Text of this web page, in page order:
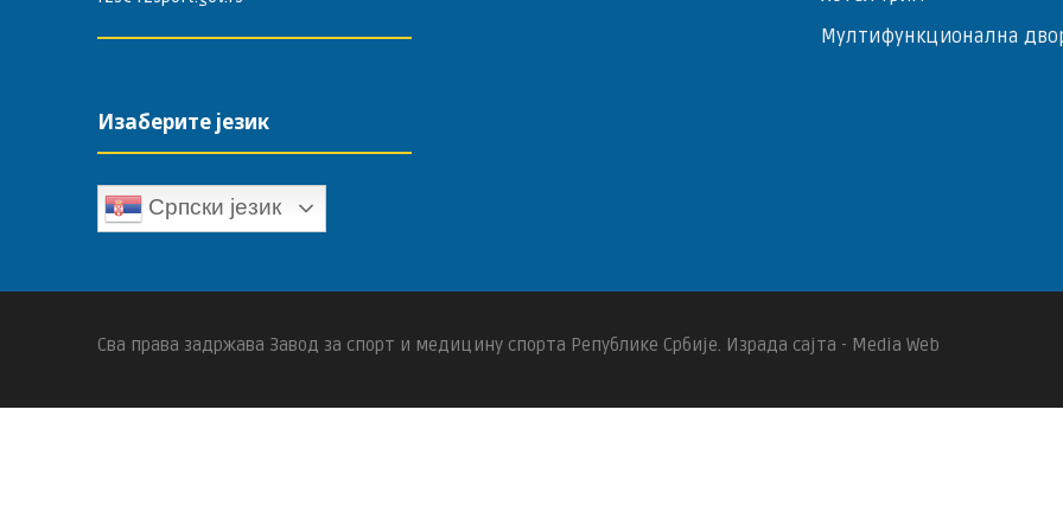
Изаберите језик
Српски језик
Мултифункционална
Сва права задржава Завод за спорт и медицину спорта Републике Србије. Израда сајта - Media Web